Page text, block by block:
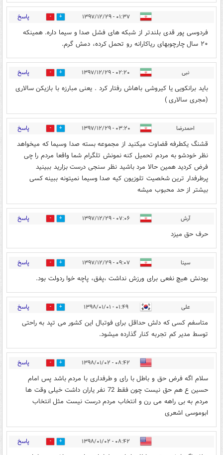
۰۱:۳۷ - ۱۳۹۷/۱۲/۲۹ 11 پاسخ
فردوسی پور قدی بلندتر از شبکه های فشل صدا و سیما داره. همینکه
۲۰ سال چارچوبهای ریاکارانه رو تحمل کرده، دمش گرم.
نبی ۰۲:۲۰ - ۱۳۹۷/۱۲/۲۹ 7 پاسخ
باید برانکویی یا کیروشی باهاش رفتار کرد . یعنی مبارزه با بازیکن سالاری
(مجری سالاری )
احمدرضا ۰۳:۲۰ - ۱۳۹۷/۱۲/۲۹ 10 پاسخ
قشنگ یکطرفه قضاوت میکنید از مجموعه بسته صدا وسیما که میخواهد
نظر خودشو به مردم تحمیل کنه نمونش تلگرام شما واقعا مردم را چی
فرض کردید همین حالا مرد باشید نظر سنجی درست بزارید ببینید
پرطرفدار ترین شخصیت تلوزیون کیه صدا وسیما نمیتونه ببینه کسی
بیشتر از حد محبوب میشه
آرش ۰۷:۰۶ - ۱۳۹۷/۱۲/۲۹ 11 پاسخ
حرف حق میزد
سینا ۰۹:۰۷ - ۱۳۹۷/۱۲/۲۹ 10 پاسخ
بودنش هیچ نفعی برای ورزش نداشت ،پفق، پاچه خوا ردولت بود.
علی ۰۱:۴۹ - ۱۳۹۸/۰۱/۰۱ 4 پاسخ
متاسفم کسی که دلش حداقل برای فوتبال این کشور می تپد به راحتی
توسط مدیر کم تجربه کنار گذارده میشود.
۰۸:۴۲ - ۱۳۹۸/۰۱/۰۲ 5 پاسخ
سلام اگه فرض حق و باطل با رای و طرفداری با مردم باشد پس امام
حسین ع هم حق نیست چون فقط 72 نفر یاران داشت خیلی وقت ها
مردم به بی راهه می رن و انتخاب مردم درست نیست مثل انتخاب
ابوموسی اشعری
۰۸:۴۲ - ۱۳۹۸/۰۱/۰۲ 3 پاسخ